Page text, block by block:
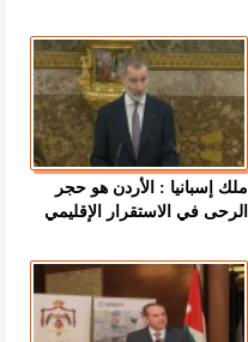
ملك إسبانيا : الأردن هو حجر
الرحى في الاستقرار الإقليمي